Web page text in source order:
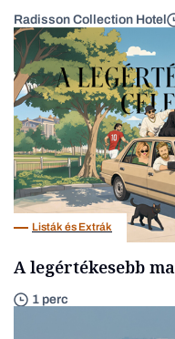
Radisson Collection Hotel
Listák és Extrák
A legértékesebb
1 perc